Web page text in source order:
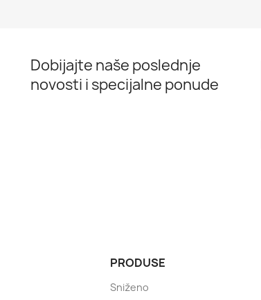
Dobijajte naše poslednje
novosti i specijalne ponude
PRODUSE
Sniženo